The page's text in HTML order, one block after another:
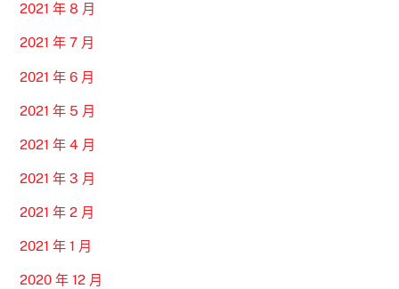
2021 年 8 月
2021 年 7 月
2021 年 6 月
2021 年 5 月
2021 年 4 月
2021 年 3 月
2021 年 2 月
2021 年 1 月
2020 年 12 月